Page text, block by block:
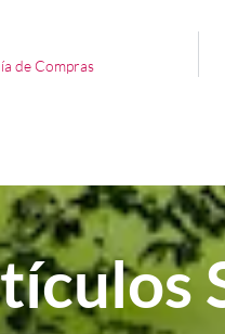
de Compras